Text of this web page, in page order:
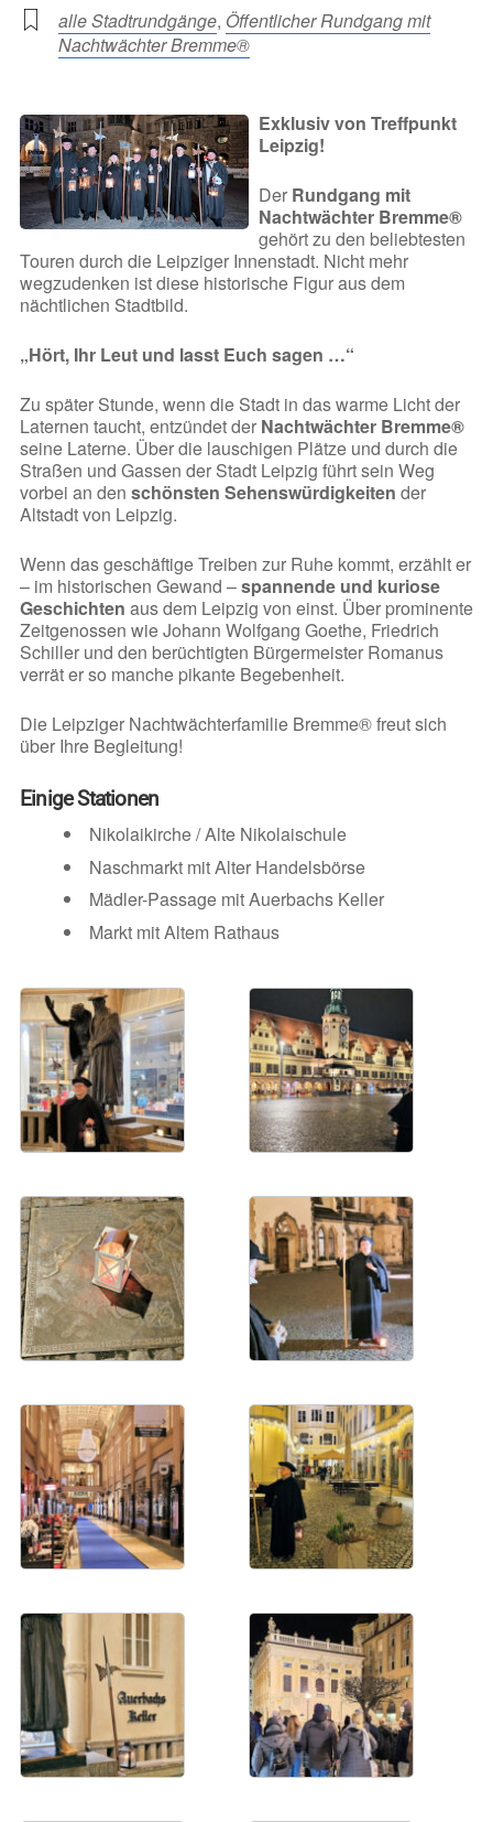
alle Stadtrundgänge, Öffentlicher Rundgang mit
Nachtwächter Bremme®
Exklusiv von Treffpunkt
Leipzig!
Der Rundgang mit
Nachtwächter Bremme®
gehört zu den beliebtesten
Touren durch die Leipziger Innenstadt. Nicht mehr
wegzudenken ist diese historische Figur aus dem
nächtlichen Stadtbild.
„Hört, Ihr Leut und lasst Euch sagen …“
Zu später Stunde, wenn die Stadt in das warme Licht der
Laternen taucht, entzündet der Nachtwächter Bremme®
seine Laterne. Über die lauschigen Plätze und durch die
Straßen und Gassen der Stadt Leipzig führt sein Weg
vorbei an den schönsten Sehenswürdigkeiten der
Altstadt von Leipzig.
Wenn das geschäftige Treiben zur Ruhe kommt, erzählt er
– im historischen Gewand –spannende und kuriose
Geschichten aus dem Leipzig von einst. Über prominente
Zeitgenossen wie Johann Wolfgang Goethe, Friedrich
Schiller und den berüchtigten Bürgermeister Romanus
verrät er so manche pikante Begebenheit.
Die Leipziger Nachtwächterfamilie Bremme® freut sich
über Ihre Begleitung!
Einige Stationen
Nikolaikirche / Alte Nikolaischule
Naschmarkt mit Alter Handelsbörse
Mädler-Passage mit Auerbachs Keller
Markt mit Altem Rathaus